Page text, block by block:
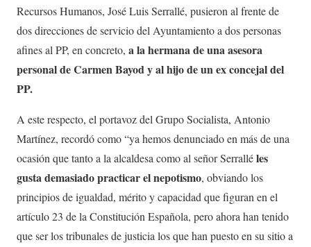
Recursos Humanos, José Luis Serrallé, pusieron al frente de
dos direcciones de servicio del Ayuntamiento a dos personas
afines al PP, en concreto, a la hermana de una asesora
personal de Carmen Bayod y al hijo de un ex concejal del
PP.
A este respecto, el portavoz del Grupo Socialista, Antonio
Martínez, recordó como “ya hemos denunciado en más de una
ocasión que tanto a la alcaldesa como al señor Serralléles
gusta demasiado practicar el nepotismo, obviando los
principios de igualdad, mérito y capacidad que figuran en el
artículo 23 de la Constitución Española, pero ahora han tenido
que ser los tribunales de justicia los que han puesto en su sitio a